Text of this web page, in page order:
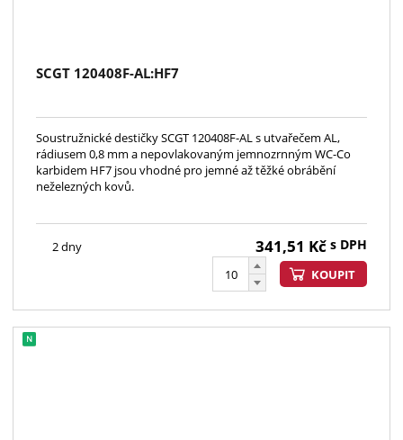
SCGT 120408F-AL:HF7
Soustružnické destičky SCGT 120408F-AL s utvařečem AL,
rádiusem 0,8 mm a nepovlakovaným jemnozrnným WC-Co
karbidem HF7 jsou vhodné pro jemné až těžké obrábění
neželezných kovů.
2 dny 341,51 Kč s DPH
KOUPIT